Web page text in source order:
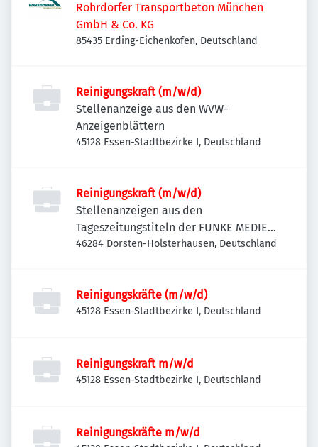
Rohrdorfer Transportbeton München
GmbH & Co. KG
85435 Erding-Eichenkofen, Deutschland
Reinigungskraft (m/w/d)
Stellenanzeige aus den WVW-
Anzeigenblättern
45128 Essen-Stadtbezirke I, Deutschland
Reinigungskraft (m/w/d)
Stellenanzeigen aus den
Tageszeitungstiteln der FUNKE MEDIEN
NRW
46284 Dorsten-Holsterhausen, Deutschland
Reinigungskräfte (m/w/d)
45128 Essen-Stadtbezirke I, Deutschland
Reinigungskraft m/w/d
45128 Essen-Stadtbezirke I, Deutschland
Reinigungskräfte m/w/d